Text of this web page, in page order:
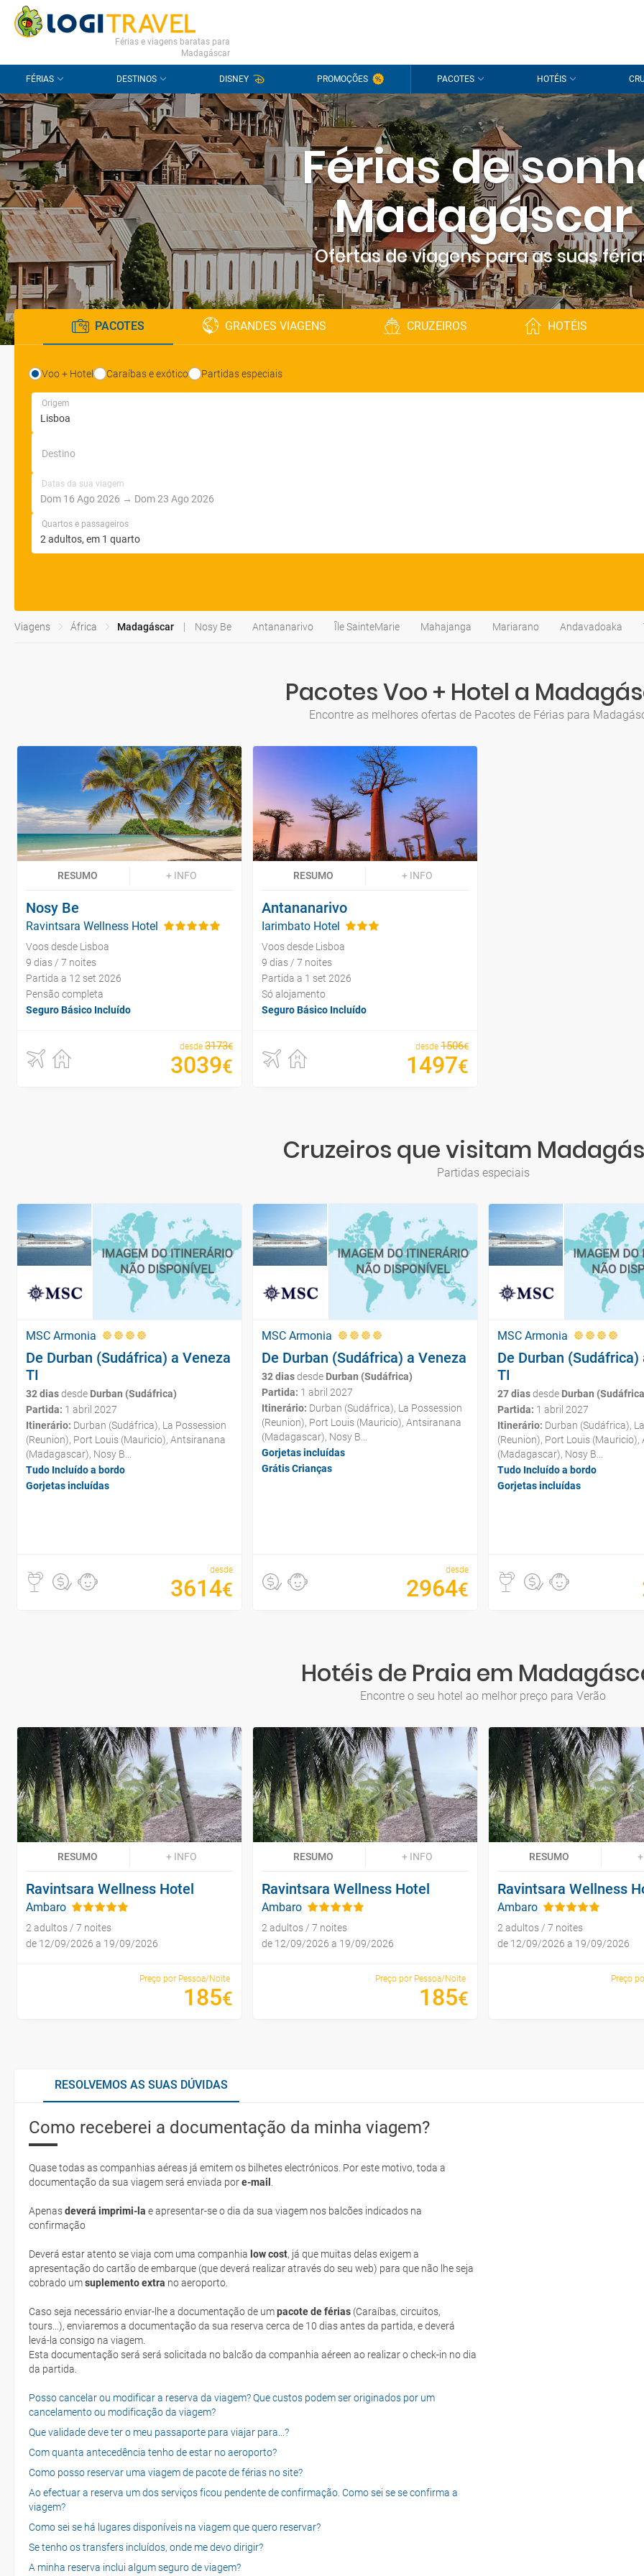
CONTACTO PERGUNTAS FREQUENTES
Férias e viagens baratas para
Madagáscar
FÉRIAS DESTINOS DISNEY PROMOÇÕES PACOTES HOTÉIS
Férias de
Madagáscar
Ofertas de viagens para as suas
PACOTES GRANDES VIAGENS CRUZEIROS HOTÉIS
Voo + Hotel Caraíbas e exótico Partidas especiais
Origem
Destino
Datas da sua viagem
Quartos e passageiros
Viagens África Madagáscar Nosy Be Antananarivo Île SainteMarie Mahajanga Mariarano Andavadoaka
Pacotes Voo + Hotel a
Encontre as melhores ofertas de Pacotes de Férias para
RESUMO + INFO
Nosy Be
Ravintsara Wellness Hotel
Voos desde Lisboa
9 dias / 7 noites
Partida a 12 set 2026
Pensão completa
Seguro Básico Incluído
desde 3173€
3039€
RESUMO + INFO
Antananarivo
Iarimbato Hotel
Voos desde Lisboa
9 dias / 7 noites
Partida a 1 set 2026
Só alojamento
Seguro Básico Incluído
desde 1506€
1497€
Cruzeiros que visitam
Partidas especiais
MSC Armonia
De Durban (Sudáfrica) a Veneza
TI
32 diasdesde Durban (Sudáfrica)
Partida: 1 abril 2027
Itinerário: Durban (Sudáfrica), La Possession
(Reunion), Port Louis (Mauricio), Antsiranana
(Madagascar), Nosy B...
Tudo Incluído a bordo
Gorjetas incluídas
desde
3614€
MSC Armonia
De Durban (Sudáfrica) a Veneza
32 diasdesde Durban (Sudáfrica)
Partida: 1 abril 2027
Itinerário: Durban (Sudáfrica), La Possession
(Reunion), Port Louis (Mauricio), Antsiranana
(Madagascar), Nosy B...
Gorjetas incluídas
Grátis Crianças
desde
2964€
MSC Armonia
De Durban (Sudáfrica)
TI
27 diasdesde Durban
Partida: 1 abril 2027
Itinerário: Durban (Sudáfrica),
(Reunion), Port Louis
(Madagascar), Nosy B...
Tudo Incluído a bordo
Gorjetas incluídas
Hotéis de Praia em
Encontre o seu hotel ao melhor preço para Verão
RESUMO + INFO
Ravintsara Wellness Hotel
Ambaro
2 adultos / 7 noites
de 12/09/2026 a 19/09/2026
Preço por Pessoa/Noite
185€
RESUMO + INFO
Ravintsara Wellness Hotel
Ambaro
2 adultos / 7 noites
de 12/09/2026 a 19/09/2026
Preço por Pessoa/Noite
185€
RESUMO
Ravintsara Wellness
Ambaro
2 adultos / 7 noites
de 12/09/2026 a 19/09/2026
Preço
RESOLVEMOS AS SUAS DÚVIDAS
Como receberei a documentação da minha viagem?
Quase todas as companhias aéreas já emitem os bilhetes electrónicos. Por este motivo, toda a
documentação da sua viagem será enviada pore-mail
Apenasdeverá imprimi-la e apresentar-se o dia da sua viagem nos balcões indicados na
confirmação
Deverá estar atento se viaja com uma companhia low cost, já que muitas delas exigem a
apresentação do cartão de embarque (que deverá realizar através do seu web) para que não lhe seja
cobrado umsuplemento extra no aeroporto.
Caso seja necessário enviar-lhe a documentação de umpacote de férias (Caraíbas, circuitos,
tours...), enviaremos a documentação da sua reserva cerca de 10 dias antes da partida, e deverá
levá-la consigo na viagem.
Esta documentação será será solicitada no balcão da companhia aéreen ao realizar o check-in no dia
da partida.
Posso cancelar ou modificar a reserva da viagem? Que custos podem ser originados por um
cancelamento ou modificação da viagem?
Que validade deve ter o meu passaporte para viajar para...?
Com quanta antecedência tenho de estar no aeroporto?
Como posso reservar uma viagem de pacote de férias no site?
Ao efectuar a reserva um dos serviços ficou pendente de confirmação. Como sei se se confirma a
viagem?
Como sei se há lugares disponíveis na viagem que quero reservar?
Se tenho os transfers incluídos, onde me devo dirigir?
A minha reserva inclui algum seguro de viagem?